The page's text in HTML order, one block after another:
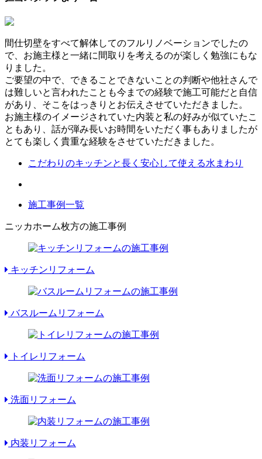
間仕切壁をすべて解体してのフルリノベーションでしたの
で、お施主様と一緒に間取りを考えるのが楽しく勉強にもな
りました。
ご要望の中で、できることできないことの判断や他社さんで
は難しいと言われたことも今までの経験で施工可能だと自信
があり、そこをはっきりとお伝えさせていただきました。
お施主様のイメージされていた内装と私の好みが似ていたこ
ともあり、話が弾み長いお時間をいただく事もありましたが
とても楽しく貴重な経験をさせていただきました。
こだわりのキッチンと長く安心して使える水まわり
施工事例一覧
ニッカホーム枚方の施工事例
キッチンリフォーム
バスルームリフォーム
トイレリフォーム
洗面リフォーム
内装リフォーム